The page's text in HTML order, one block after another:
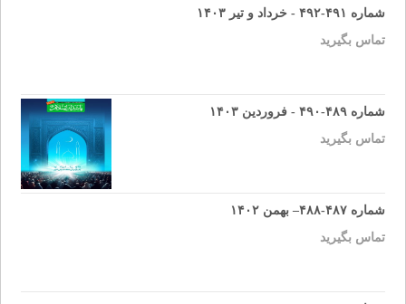
شماره ۴۹۱-۴۹۲ - خرداد و تیر ۱۴۰۳
تماس بگیرید
شماره ۴۸۹-۴۹۰ - فروردین ۱۴۰۳
تماس بگیرید
شماره ۴۸۷-۴۸۸– بهمن ۱۴۰۲
تماس بگیرید